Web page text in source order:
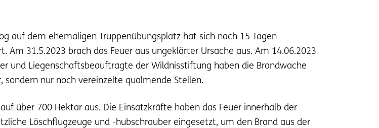
auf dem ehemaligen Truppenübungsplatz hat sich nach 15 Tagen
31.5.2023 brach das Feuer aus ungeklärter Ursache aus. Am 14.06.2023
und Liegenschaftsbeauftragte der Wildnisstiftung haben die Brandwache
nur noch vereinzelte qualmende Stellen.
über 700 Hektar aus. Die Einsatzkräfte haben das Feuer innerhalb der
Löschflugzeuge und -hubschrauber eingesetzt, um den Brand aus der